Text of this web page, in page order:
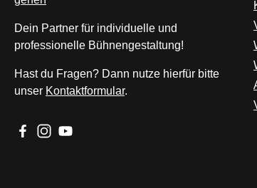
Dein Partner für individuelle und
professionelle Bühnengestaltung!
Hast du Fragen? Dann nutze hierfür bitte
unser Kontaktformular.
Besuche uns auf Facebook – öffnet in neuem
Schau auf Instagram vorbei – öffnet in
Sieh dir unsere Videos auf YouTube an